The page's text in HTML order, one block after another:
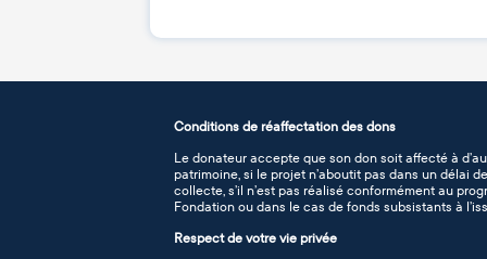
Conditions de réaffectation des dons
Le donateur accepte que son don soit affecté à
patrimoine, si le projet n’aboutit pas dans un délai
collecte, s’il n’est pas réalisé conformément au
Fondation ou dans le cas de fonds subsistants à
Respect de votre vie privée